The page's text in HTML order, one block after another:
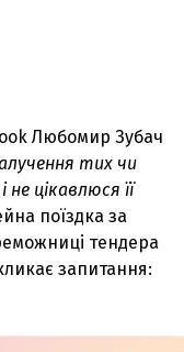
Любомир Зубач
тих чи
не цікавлюся її
поїздка за
тендера
запитання: